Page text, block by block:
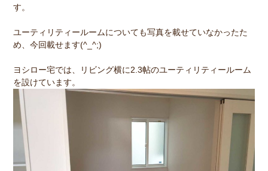
す。
ユーティリティールームについても写真を載せていなかったた
め、今回載せます(^_^;)
ヨシロー宅では、リビング横に2.3帖のユーティリティールーム
を設けています。